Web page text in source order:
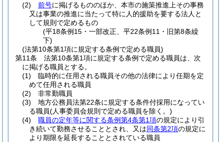
(2) 前号に掲げるもののほか、本市の施策推進上その事務
又は事業の推進に当たって特に人的援助を要する法人と
して規則で定めるもの
(平18条例15・一部改正、平22条例11・旧第8条繰
下)
(法第10条第1項に規定する条例で定める職員)
第11条
法第10条第1項に規定する条例で定める職員は、次
に掲げる職員とする。
(1)
臨時的に任用される職員その他の法律により任期を定
めて任用される職員
(2)
非常勤職員
(3)
地方公務員法第22条に規定する条件付採用になってい
る職員(人事委員会規則で定める職員を除く。)
(4)
職員の定年等に関する条例第4条第1項の規定により引
き続いて勤務させることとされ、又は同条第2項の規定に
より期限を延長することとされている職員